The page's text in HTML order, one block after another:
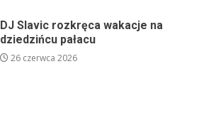
DJ Slavic rozkręca wakacje na
dziedzińcu pałacu
26 czerwca 2026